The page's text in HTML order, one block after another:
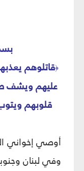
﴿قاتلوهم
عليهم ويشف
قلوبهم
أوصي إخواني
وفي لبنان